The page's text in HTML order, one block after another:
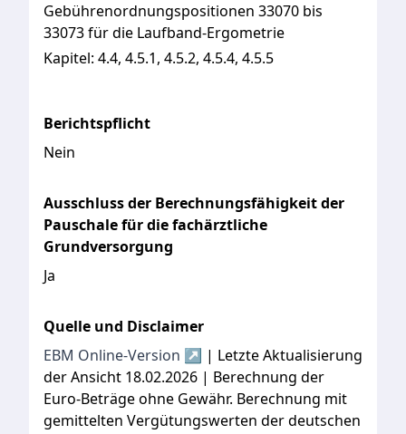
Gebührenordnungspositionen 33070 bis
33073 für die Laufband-Ergometrie
Kapitel: 4.4, 4.5.1, 4.5.2, 4.5.4, 4.5.5
Berichtspflicht
Nein
Ausschluss der Berechnungsfähigkeit der
Pauschale für die fachärztliche
Grundversorgung
Ja
Quelle und Disclaimer
EBM Online-Version ↗ | Letzte Aktualisierung
der Ansicht 18.02.2026 | Berechnung der
Euro-Beträge ohne Gewähr. Berechnung mit
gemittelten Vergütungswerten der deutschen